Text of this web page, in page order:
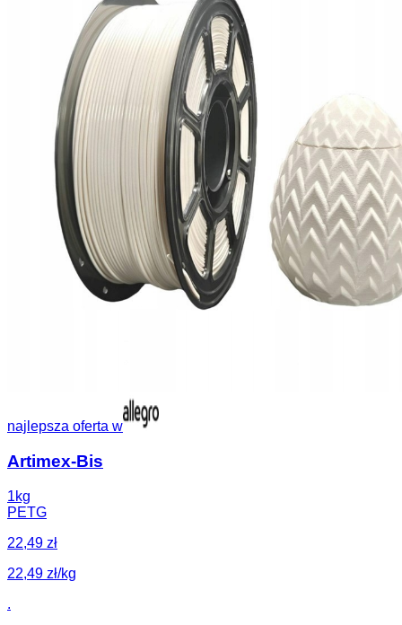
najlepsza oferta w
Artimex-Bis
1kg
PETG
22,49 zł
22,49 zł/kg
.